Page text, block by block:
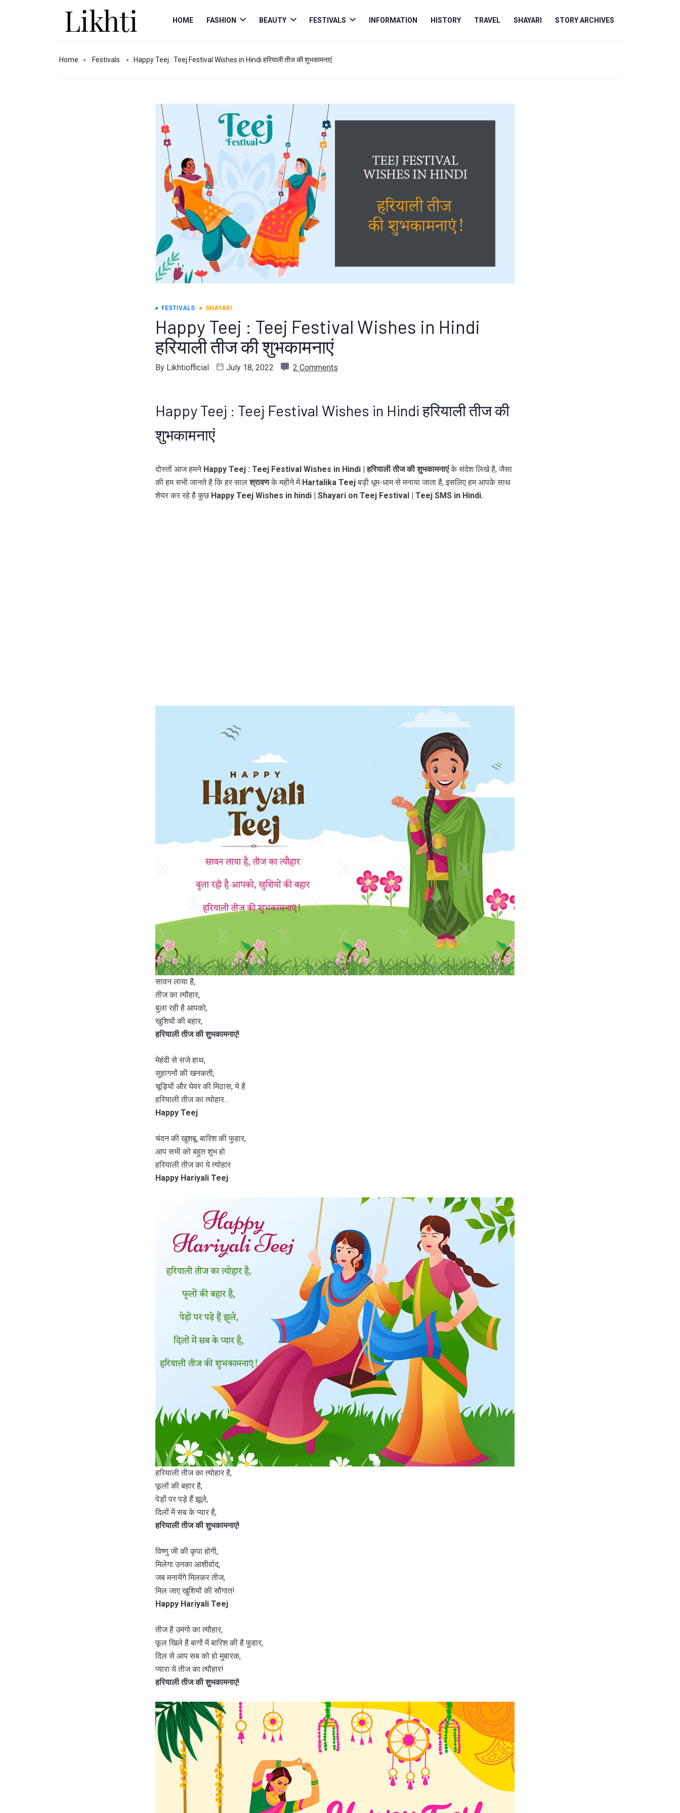
HOME FASHION
OpenBEAUTY
OpenFESTIVALS
OpenINFORMATION HISTORY TRAVEL SHAYARI STORY ARCHIVES
Home Festivals Happy Teej : Teej Festival Wishes in Hindi हरियाली तीज की शुभकामनाएं
FESTIVALS SHAYARI
Happy Teej : Teej Festival Wishes in Hindi
हरियाली तीज की शुभकामनाएं
By Likhtiofficial July 18, 2022 2 Comments
Happy Teej : Teej Festival Wishes in Hindi हरियाली तीज की
शुभकामनाएं
दोस्तों आज हमने Happy Teej : Teej Festival Wishes in Hindi | हरियाली तीज की शुभकामनाएंके संदेश लिखे है, जैसा
की हम सभी जानते है कि हर सालश्रावणके महीने में Hartalika Teejबड़ी धूम-धाम से मनाया जाता है, इसलिए हम आपके साथ
शेयर कर रहे है कुछ Happy Teej Wishes in hindi | Shayari on Teej Festival | Teej SMS in Hindi.
सावन लाया है,
तीज का त्यौहार,
बुला रही है आपको,
खुशियों की बहार,
हरियाली तीज की शुभकामनाएं!
मेहंदी से सजे हाथ,
सुहागनों की खनकती,
चूड़ियों और घेवर की मिठास, ये है
हरियाली तीज का त्‍योहार…
Happy Teej
चंदन की खुशबू, बारिश की फुहार,
आप सभी को बहुत शुभ हो
हरियाली तीज का ये त्‍योहार
Happy Hariyali Teej
हरियाली तीज का त्योहार है,
फूलों की बहार है,
पेड़ों पर पड़े हैं झूले,
दिलों में सब के प्यार है,
हरियाली तीज की शुभकामनाएं!
विष्णु जी की कृपा होगी,
मिलेगा उनका आशीर्वाद,
जब मनायेंगे मिलकर तीज,
मिल जाए खुशियों की सौगात!
Happy Hariyali Teej
तीज है उमंगो का त्यौहार,
फूल खिले है बागों में बारिश की है फुहार,
दिल से आप सब को हो मुबारक,
प्यारा ये तीज का त्यौहार!
हरियाली तीज की शुभकामनाएं!